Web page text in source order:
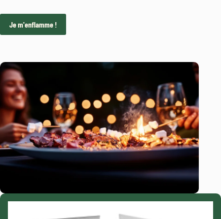
Je m'enflamme !